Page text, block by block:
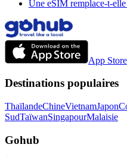
Une eSIM remplace-t-
App Store
Destinations populaires
ThaïlandeChineVietnamJapon
SudTaïwanSingapourMalaisie
Gohub